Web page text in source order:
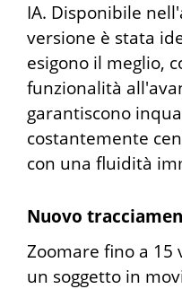
IA. Disponibile
versione è stata
esigono il meglio,
funzionalità
garantiscono
costantemente
con una fluidità
Nuovo
Zoomare fino a 15
un soggetto in